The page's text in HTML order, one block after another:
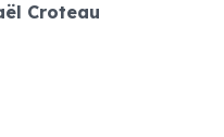
Croteau